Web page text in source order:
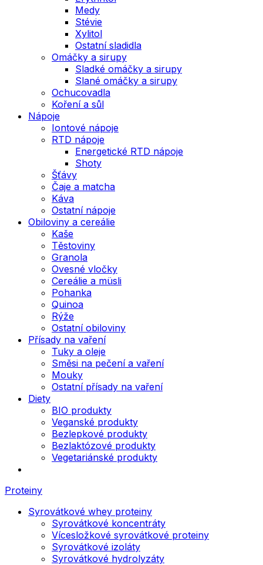
Medy
Stévie
Xylitol
Ostatní sladidla
Omáčky a sirupy
Sladké omáčky a sirupy
Slané omáčky a sirupy
Ochucovadla
Koření a sůl
Nápoje
Iontové nápoje
RTD nápoje
Energetické RTD nápoje
Shoty
Šťávy
Čaje a matcha
Káva
Ostatní nápoje
Obiloviny a cereálie
Kaše
Těstoviny
Granola
Ovesné vločky
Cereálie a müsli
Pohanka
Quinoa
Rýže
Ostatní obiloviny
Přísady na vaření
Tuky a oleje
Směsi na pečení a vaření
Mouky
Ostatní přísady na vaření
Diety
BIO produkty
Veganské produkty
Bezlepkové produkty
Bezlaktózové produkty
Vegetariánské produkty
Proteiny
Syrovátkové whey proteiny
Syrovátkové koncentráty
Vícesložkové syrovátkové proteiny
Syrovátkové izoláty
Syrovátkové hydrolyzáty